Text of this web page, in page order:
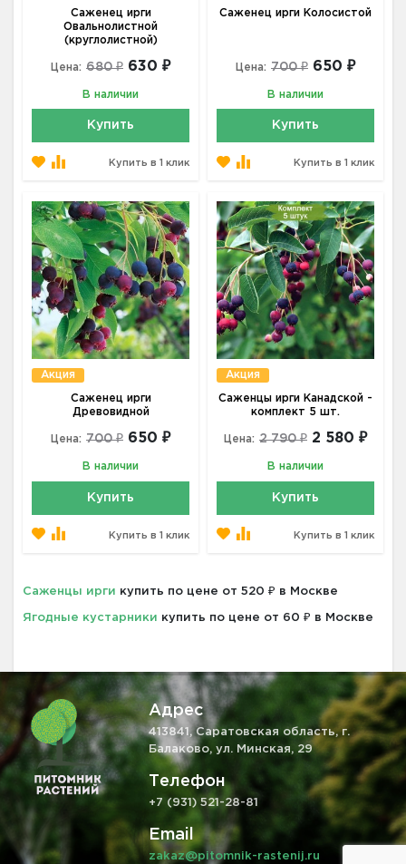
Саженец ирги
Овальнолистной
(круглолистной)
Цена: 680 ₽ 630 ₽
В наличии
Купить
Купить в 1 клик
Саженец ирги Колосистой
Цена: 700 ₽ 650 ₽
В наличии
Купить
Купить в 1 клик
Акция
Саженец ирги
Древовидной
Цена: 700 ₽ 650 ₽
В наличии
Купить
Купить в 1 клик
Акция
Саженцы ирги Канадской -
комплект 5 шт.
Цена: 2 790 ₽ 2 580 ₽
В наличии
Купить
Купить в 1 клик
Саженцы ирги купить по цене от 520 ₽ в Москве
Ягодные кустарники купить по цене от 60 ₽ в Москве
Адрес
413841, Саратовская область, г.
Балаково, ул. Минская, 29
Телефон
+7 (931) 521-28-81
Email
zakaz@pitomnik-rastenij.ru